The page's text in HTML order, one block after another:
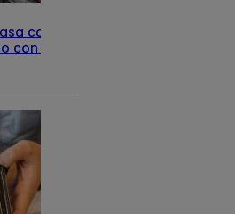
califica
con el Sisfoh